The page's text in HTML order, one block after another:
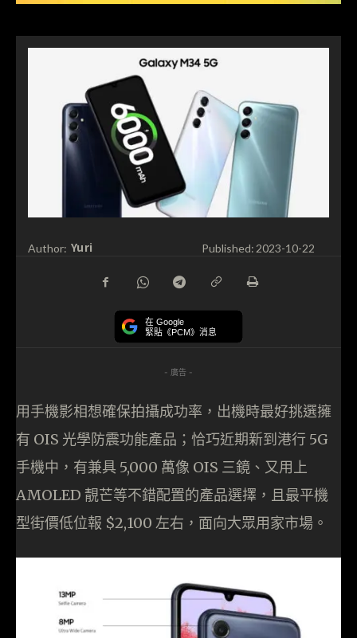
Author: Yuri Published: 2023-10-22
在 Google
緊貼《PCM》消息
- 廣告 -
用手機影相想確保拍攝成功率，出機時最好挑選擁
有 OIS 光學防震功能產品；恰巧近期新到港行 5G
手機中，有兼具 5,000 萬像 OIS 三鏡、又用上
AMOLED 靚芒等不錯配置的產品選擇，且最平機
型街價低位報 $2,100 左右，面向大眾用家市場。